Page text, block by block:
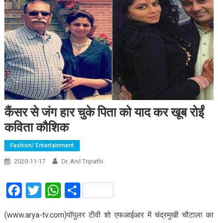
कैंसर से जंग हार चुके पिता को याद कर खूब रोईं
कविता कौशिक
Fashion/ Entertainment
2020-11-17 Dr. Anil Tripathi
Facebook
Twitter
WhatsApp
Share
(www.arya-tv.com)पॉपुलर टीवी शो एफआईआर में चंद्रमुखी चौटाला का